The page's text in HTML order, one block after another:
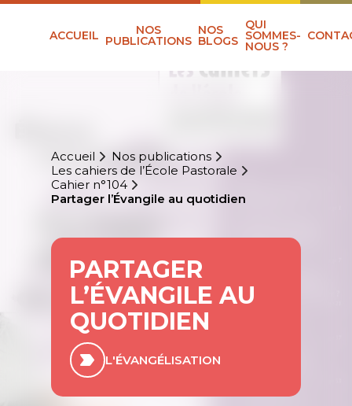
ACCUEIL NOS
PUBLICATIONS
NOS
BLOGS
QUI
SOMMES-
NOUS ?
Accueil
Nos publications
Les cahiers de l’École Pastorale
Cahier n°104
Partager l’Évangile au quotidien
PARTAGER
L’ÉVANGILE AU
QUOTIDIEN
L'ÉVANGÉLISATION